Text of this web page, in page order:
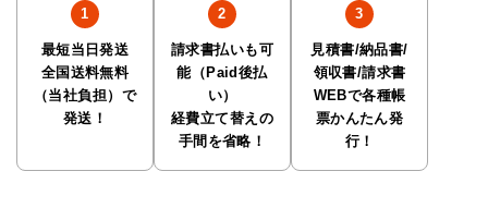
最短当日発送
全国送料無料
（当社負担）で
発送！
請求書払いも可
能（Paid後払
い）
経費立て替えの
手間を省略！
見積書/納品書/
領収書/請求書
WEBで各種帳
票かんたん発
行！